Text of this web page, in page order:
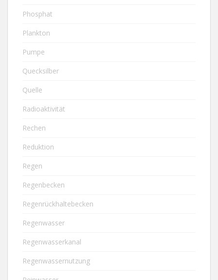
Phosphat
Plankton
Pumpe
Quecksilber
Quelle
Radioaktivität
Rechen
Reduktion
Regen
Regenbecken
Regenrückhaltebecken
Regenwasser
Regenwasserkanal
Regenwassernutzung